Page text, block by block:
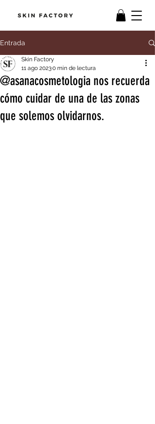
Entrada
@asanacosmetologia nos recuerda
cómo cuidar de una de las zonas
que solemos olvidarnos.
Skin Factory
11 ago 20230 min de lectura